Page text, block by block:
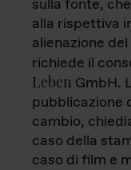
sulla fonte,
alla rispettiva
alienazione
richiede il
Leben GmbH.
pubblicazione
cambio,
caso della
caso di film e